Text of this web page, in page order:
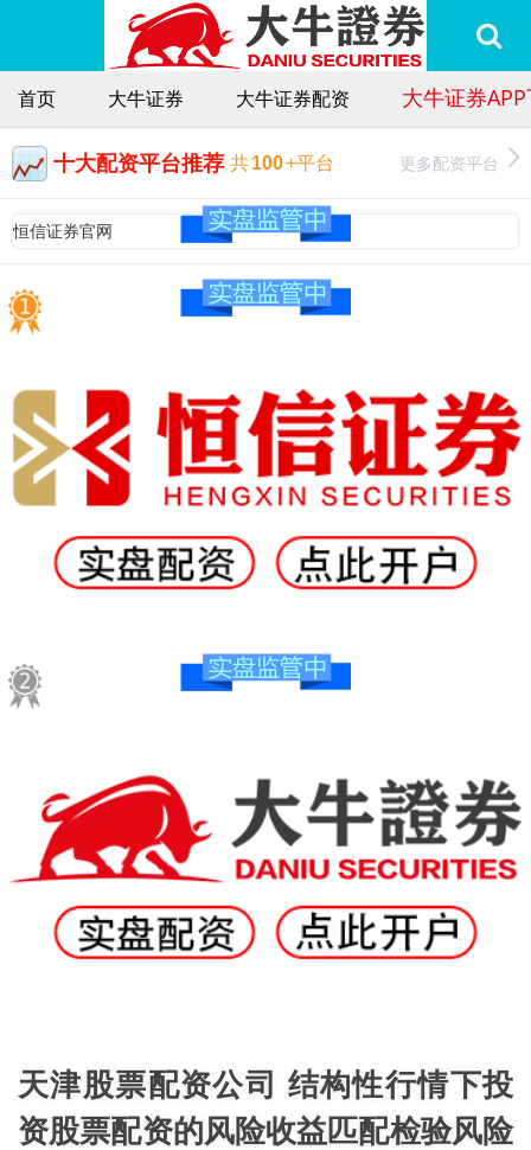
首页 大牛证券 大牛证券配资 大牛证券
十大配资平台推荐 共100+平台 更多配资平台
恒信证券官网
天津股票配资公司 结构性行情下投
资股票配资的风险收益匹配检验风险